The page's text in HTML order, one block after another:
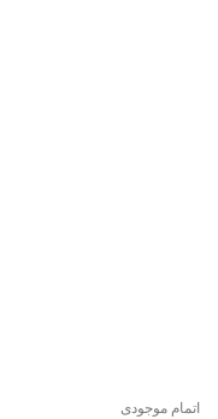
اتمام موجودی